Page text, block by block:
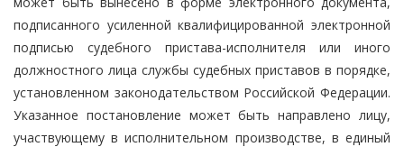
подписанного усиленной квалифицированной электронной
подписью судебного пристава-исполнителя или иного
должностного лица службы судебных приставов в порядке,
установленном законодательством Российской Федерации.
Указанное постановление может быть направлено лицу,
участвующему в исполнительном производстве, в единый